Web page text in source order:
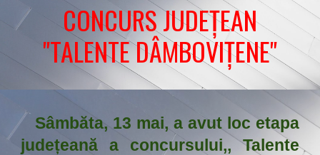
CONCURS JUDEȚEAN
"TALENTE DÂMBOVIȚENE"
Sâmbăta, 13 mai, a avut loc etapa
județeană a concursului,, Talente